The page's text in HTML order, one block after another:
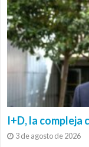
I+D, la compleja
3 de agosto de 2026